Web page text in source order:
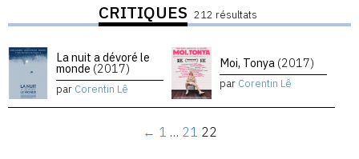
CRITIQUES 212 résultats
La nuit a dévoré le
monde (2017)
par Corentin Lê
Moi, Tonya (2017)
par Corentin Lê
← 1 … 21 22